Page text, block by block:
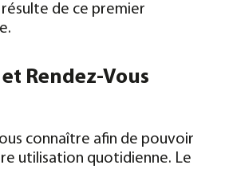
de ce premier
Rendez-Vous
connaître afin de pouvoir
utilisation quotidienne. Le